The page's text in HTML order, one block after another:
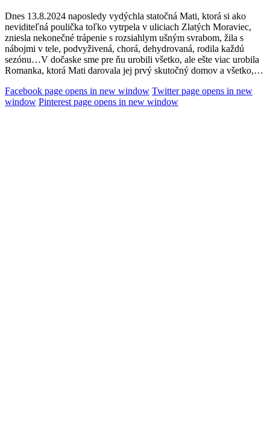
Dnes 13.8.2024 naposledy vydýchla statočná Mati, ktorá si ako
neviditeľná poulička toľko vytrpela v uliciach Zlatých Moraviec,
zniesla nekonečné trápenie s rozsiahlym ušným svrabom, žila s
nábojmi v tele, podvyživená, chorá, dehydrovaná, rodila každú
sezónu…V dočaske sme pre ňu urobili všetko, ale ešte viac urobila
Romanka, ktorá Mati darovala jej prvý skutočný domov a všetko,…
Facebook page opens in new window Twitter page opens in new
window Pinterest page opens in new window